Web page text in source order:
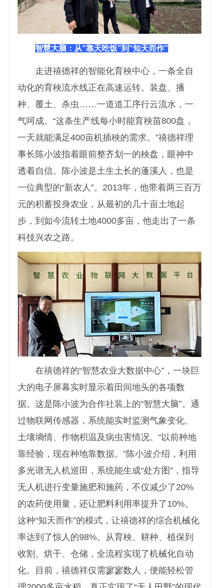
智慧大脑：从“靠天吃饭”到“知天而作”
走进禧德祥的智能化育秧中心，一条全自
动化的育秧流水线正在高速运转。装盘、播
种、覆土、杀虫……一道道工序行云流水，一
气呵成。“这条生产线每小时能育秧苗800盘，
一天就能满足400亩机插秧的需求。”禧德祥理
事长陈小波指着眼前整齐划一的秧盘，眼神中
透着自信。陈小波是土生土长的蓬溪人，也是
一位典型的“新农人”。2013年，他带着两三百万
元的积蓄投身农业，从最初的几十亩土地起
步，到如今流转土地4000多亩，他走出了一条
科技兴农之路。
在禧德祥的“智慧农业大数据中心”，一块巨
大的电子屏幕实时显示着田间地头的各项数
据。这是陈小波为合作社装上的“智慧大脑”。通
过物联网传感器，系统能实时监测气象变化、
土壤墒情、作物积温及病虫害情况。“以前种地
靠经验，现在种地靠数据。”陈小波介绍，利用
多光谱无人机巡田，系统能生成“处方图”，指导
无人机进行变量施肥和施药，不仅减少了20%
的农药使用量，还让肥料利用率提升了10%。
这种“知天而作”的模式，让禧德祥的综合机械化
率达到了惊人的98%。从育秧、耕种、植保到
收割、烘干、仓储，全流程实现了机械化自动
化。目前，禧德祥仅需寥寥数人，便能轻松管